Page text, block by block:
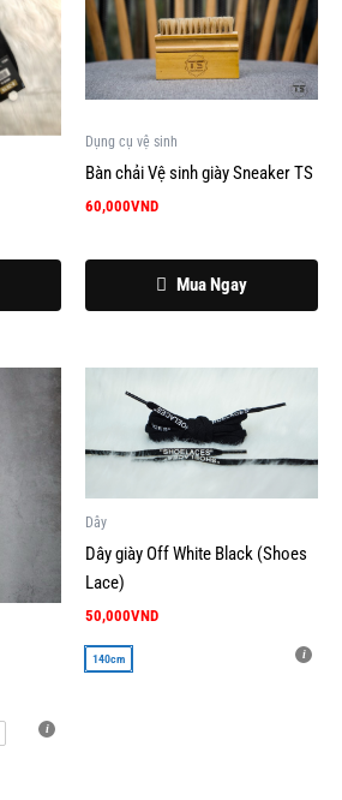
Dụng cụ vệ sinh
Bàn chải Vệ sinh giày Sneaker TS
60,000VND
Mua Ngay
Dây
Dây giày Off White Black (Shoes
Lace)
50,000VND
nhiều
biến
thể.
Các
tùy
chọn
có140cm